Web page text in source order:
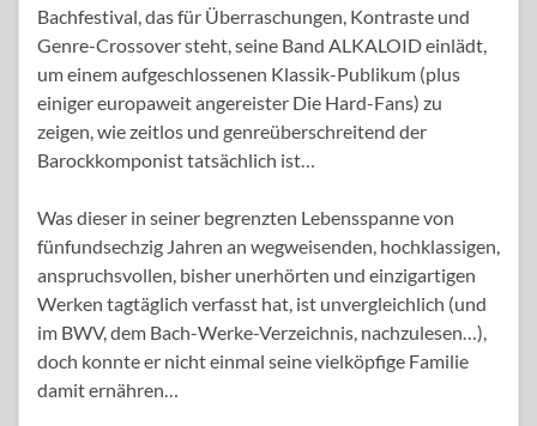
Bachfestival, das für Überraschungen, Kontraste und
Genre-Crossover steht, seine Band ALKALOID einlädt,
um einem aufgeschlossenen Klassik-Publikum (plus
einiger europaweit angereister Die Hard-Fans) zu
zeigen, wie zeitlos und genreüberschreitend der
Barockkomponist tatsächlich ist…
Was dieser in seiner begrenzten Lebensspanne von
fünfundsechzig Jahren an wegweisenden, hochklassigen,
anspruchsvollen, bisher unerhörten und einzigartigen
Werken tagtäglich verfasst hat, ist unvergleichlich (und
im BWV, dem Bach-Werke-Verzeichnis, nachzulesen…),
doch konnte er nicht einmal seine vielköpfige Familie
damit ernähren…